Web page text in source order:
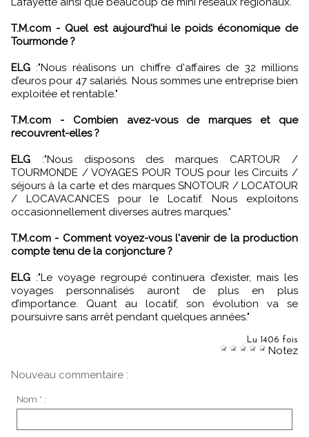
T.M.com - Quel est aujourd'hui le poids économique de
Tourmonde ?
ELG :"Nous réalisons un chiffre d'affaires de 32 millions
d’euros pour 47 salariés. Nous sommes une entreprise bien
exploitée et rentable."
T.M.com - Combien avez-vous de marques et que
recouvrent-elles ?
ELG :"Nous disposons des marques CARTOUR /
TOURMONDE / VOYAGES POUR TOUS pour les Circuits /
séjours à la carte et des marques SNOTOUR / LOCATOUR
/ LOCAVACANCES pour le Locatif. Nous exploitons
occasionnellement diverses autres marques."
T.M.com - Comment voyez-vous l'avenir de la production
compte tenu de la conjoncture ?
ELG :"Le voyage regroupé continuera d’exister, mais les
voyages personnalisés auront de plus en plus
d’importance. Quant au locatif, son évolution va se
poursuivre sans arrêt pendant quelques années."
Lu 1406 fois
Notez
Nouveau commentaire :
Nom * :